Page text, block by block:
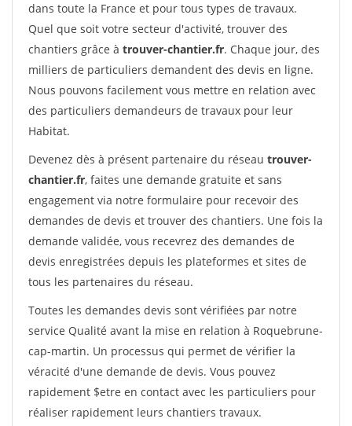
dans toute la France et pour tous types de travaux.
Quel que soit votre secteur d'activité, trouver des
chantiers grâce à trouver-chantier.fr. Chaque jour, des
milliers de particuliers demandent des devis en ligne.
Nous pouvons facilement vous mettre en relation avec
des particuliers demandeurs de travaux pour leur
Habitat.
Devenez dès à présent partenaire du réseau trouver-
chantier.fr, faites une demande gratuite et sans
engagement via notre formulaire pour recevoir des
demandes de devis et trouver des chantiers. Une fois la
demande validée, vous recevrez des demandes de
devis enregistrées depuis les plateformes et sites de
tous les partenaires du réseau.
Toutes les demandes devis sont vérifiées par notre
service Qualité avant la mise en relation à Roquebrune-
cap-martin. Un processus qui permet de vérifier la
véracité d'une demande de devis. Vous pouvez
rapidement $etre en contact avec les particuliers pour
réaliser rapidement leurs chantiers travaux.